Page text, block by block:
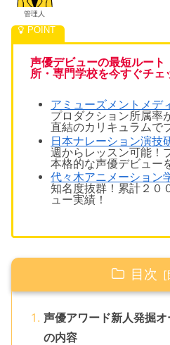
管理人
声優デビューの最短ルート
所・専門学校を今すぐチェ
アミューズメントメデ
プロダクション所属率
直結のカリキュラムで
日本ナレーション演技
週1からレッスン可能
本格的な声優デビュー
代々木アニメーション
知名度抜群！累計２０
ュー実績！
目次
声優アワード新人発掘
の内容